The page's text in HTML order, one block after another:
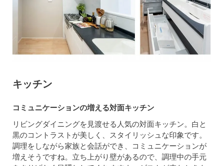
キッチン
コミュニケーションの増える対面キッチン
リビングダイニングを見渡せる人気の対面キッチン。白と
黒のコントラストが美しく、スタイリッシュな印象です。
調理をしながら家族と会話ができ、コミュニケーションが
増えそうですね。立ち上がり壁があるので、調理中の手元